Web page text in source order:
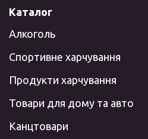
Каталог
Алкоголь
Спортивне харчування
Продукти харчування
Товари для дому та авто
Канцтовари